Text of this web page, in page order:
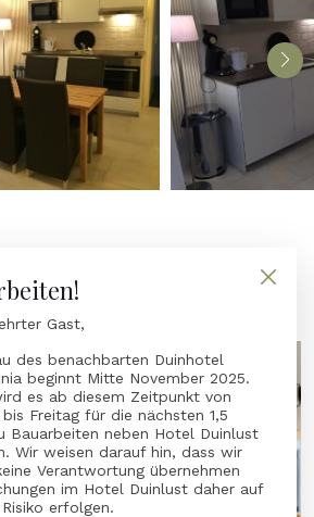
Gast,
des benachbarten Duinhotel
beginnt Mitte November 2025.
es ab diesem Zeitpunkt von
Freitag für die nächsten 1,5
Bauarbeiten neben Hotel Duinlust
Wir weisen darauf hin, dass wir
Verantwortung übernehmen
im Hotel Duinlust daher auf
erfolgen.